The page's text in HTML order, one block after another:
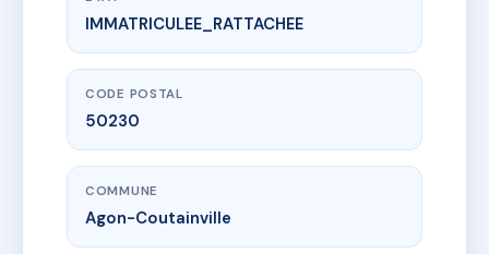
www.vme.plus/AE3490430
GUYOT-LARCHON
5 pl general de gaulle
IMMATRICULEE_RATTACHEE
CODE POSTAL
50230
COMMUNE
Agon-Coutainville